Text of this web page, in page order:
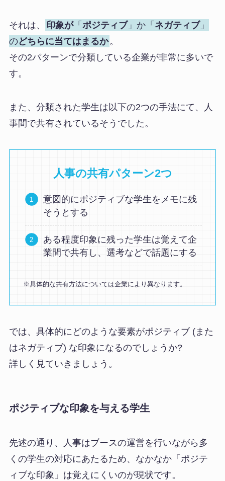
それは、 印象が「 ポジティブ」か「 ネガティブ」
のどちらに当てはまるか 。
その2パターンで分類している企業が非常に多いで
す。
また、分類された学生は以下の2つの手法にて、人
事間で共有されているそうでした。
人事の共有パターン2つ
意図的にポジティブな学生をメモに残
そうとする
ある程度印象に残った学生は覚えて企
業間で共有し、選考などで話題にする
※具体的な共有方法については企業により異なります。
では、具体的にどのような要素がポジティブ (また
はネガティブ) な印象になるのでしょうか?
詳しく見ていきましょう。
ポジティブな印象を与える学生
先述の通り、人事はブースの運営を行いながら多
くの学生の対応にあたるため、なかなか「ポジテ
ィブな印象」は覚えにくいのが現状です。